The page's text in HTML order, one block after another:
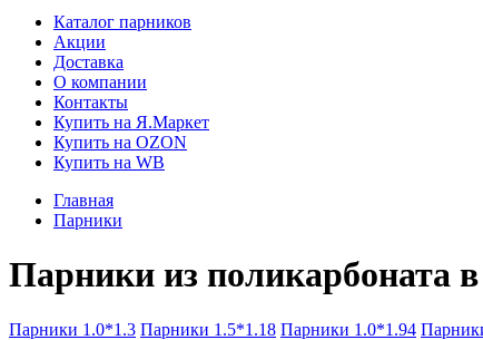
Каталог парников
Акции
Доставка
О компании
Контакты
Купить на Я.Маркет
Купить на OZON
Купить на WB
Главная
Парники
Парники из поликарбоната в
Парники 1.0*1.3 Парники 1.5*1.18 Парники 1.0*1.94